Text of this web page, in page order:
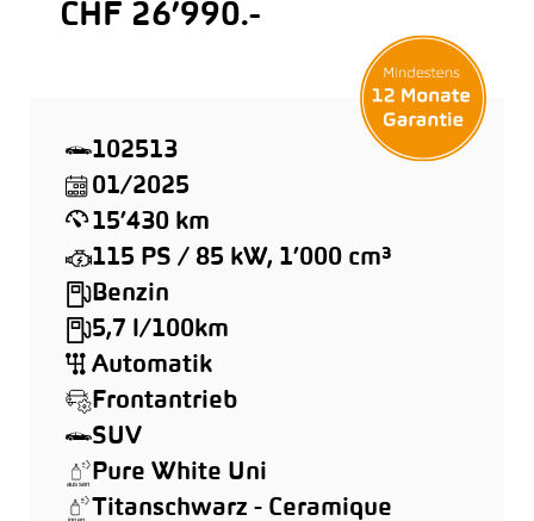
CHF 26’990.-
102513
01/2025
15’430 km
115 PS / 85 kW, 1’000 cm³
Benzin
5,7 l/100km
Automatik
Frontantrieb
SUV
Pure White Uni
Titanschwarz - Ceramique